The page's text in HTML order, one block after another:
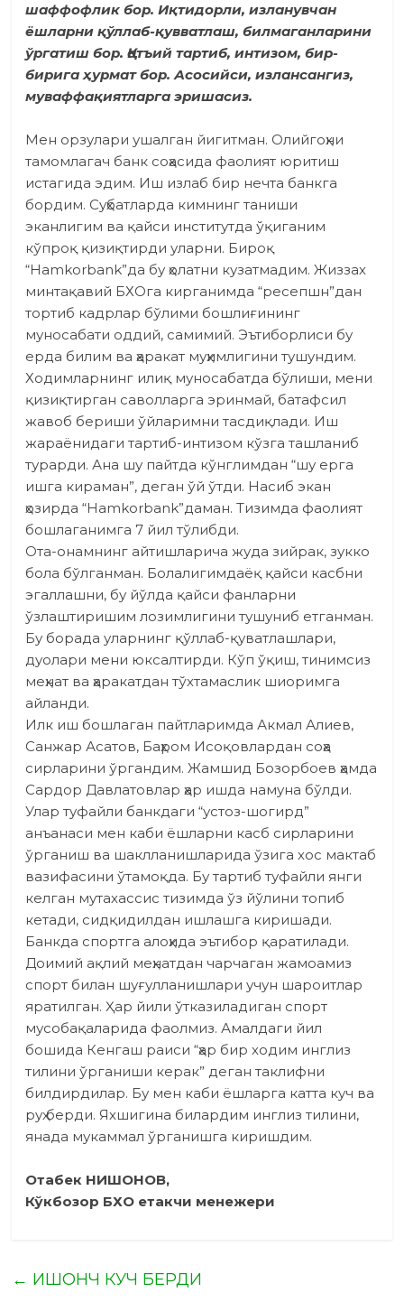
шаффофлик бор. Иқтидорли, изланувчан
ёшларни қўллаб-қувватлаш, билмаганларини
ўргатиш бор. Қатъий тартиб, интизом, бир-
бирига ҳурмат бор. Асосийси, излансангиз,
муваффақиятларга эришасиз.
Мен орзулари ушалган йигитман. Олийгоҳни
тамомлагач банк соҳасида фаолият­ юритиш
истагида эдим. Иш излаб бир нечта банкга
бордим. Суҳбатларда кимнинг таниши
эканлигим ва қайси институтда ўқиганим
кўпроқ қизиқтирди уларни. Бироқ
“Hamkorbank”да бу ҳолатни кузатмадим. Жиззах
минтақавий БХОга кирганимда “ресепшн”дан
тортиб кадрлар бўлими бошлиғининг
муносабати оддий, самимий. Эътиборлиси бу
ерда билим ва ҳаракат муҳимлигини тушундим.
Ходимларнинг илиқ муносабатда бўлиши, мени
қизиқтирган саволларга эринмай, батафсил
жавоб бериши ўйларимни тасдиқлади. Иш
жараёнидаги тартиб-интизом кўзга ташланиб
турарди. Ана шу пайтда кўнглимдан “шу ерга
ишга кираман”, деган ўй ўтди. Насиб экан
ҳозирда “Hamkorbank”даман. Тизимда фаолият
бошлаганимга 7 йил тўлибди.
Ота-онамнинг айтишларича жуда зийрак, зукко
бола бўлганман. Болалигимдаёқ қайси касбни
эгаллашни, бу йўлда қайси фанларни
ўзлаштиришим лозимлигини тушуниб етганман.
Бу борада уларнинг қўллаб-қуватлашлари,
дуолари мени юксалтирди. Кўп ўқиш, тинимсиз
меҳнат ва ҳаракатдан тўхтамас­лик шиоримга
айланди.
Илк иш бошлаган пайтларимда Акмал Алиев,
Санжар Асатов, Баҳром Исоқовлардан соҳа
сирларини ўргандим. Жамшид Бозорбоев ҳамда
Сардор Давлатовлар ҳар ишда намуна бўлди.
Улар туфайли банкдаги “устоз-шогирд”
анъанаси мен каби ёшларни касб сирларини
ўрганиш ва шаклланишларида ўзига хос мактаб
вазифасини ўтамоқда. Бу тартиб туфайли янги
келган мутахассис тизимда ўз йўлини топиб
кетади, сидқидилдан ишлашга киришади.
Банкда спортга алоҳида эътибор қаратилади.
Доимий ақлий меҳнатдан чарчаган жамоамиз
спорт билан шуғулланишлари учун шароитлар
яратилган. Ҳар йили ўтказиладиган спорт
мусобақаларида фаолмиз. Амалдаги йил
бошида Кенгаш раиси “ҳар бир ходим инглиз
тилини ўрганиши керак” деган таклифни
билдирдилар. Бу мен каби ёшларга катта куч ва
руҳ берди. Яхшигина билардим инглиз тилини,
янада мукаммал ўрганишга киришдим.
Отабек НИШОНОВ,
Кўкбозор БХО етакчи менежери
← ИШОНЧ КУЧ БЕРДИ